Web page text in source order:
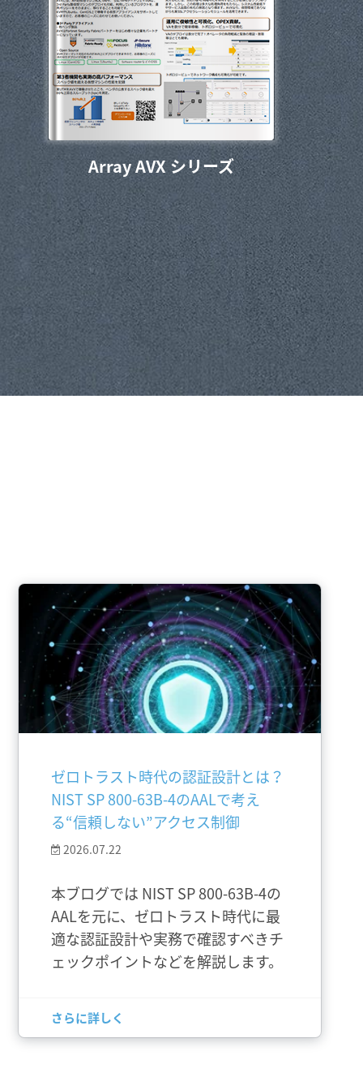
Array AVX シリーズ
ゼロトラスト時代の認証設計とは？
NIST SP 800-63B-4のAALで考え
る“信頼しない”アクセス制御
2026.07.22
本ブログでは NIST SP 800-63B-4の
AALを元に、ゼロトラスト時代に最
適な認証設計や実務で確認すべきチ
ェックポイントなどを解説します。
さらに詳しく